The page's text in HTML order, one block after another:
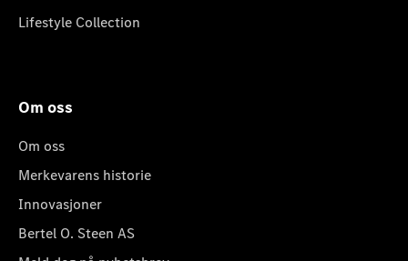
Lifestyle Collection
Om oss
Om oss
Merkevarens historie
Innovasjoner
Bertel O. Steen AS